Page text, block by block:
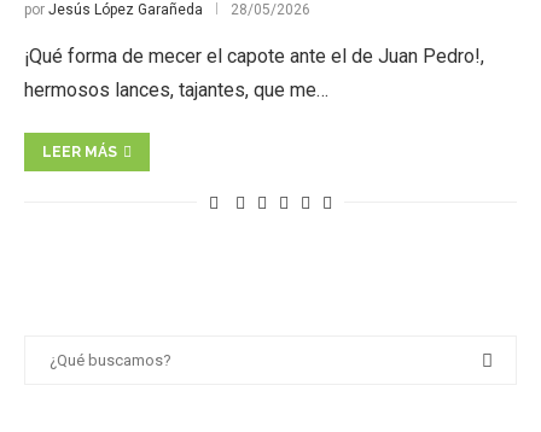
por Jesús López Garañeda 28/05/2026
¡Qué forma de mecer el capote ante el de Juan Pedro!,
hermosos lances, tajantes, que me…
LEER MÁS